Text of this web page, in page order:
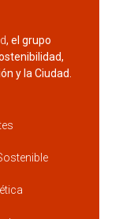
, el grupo
y la Ciudad.